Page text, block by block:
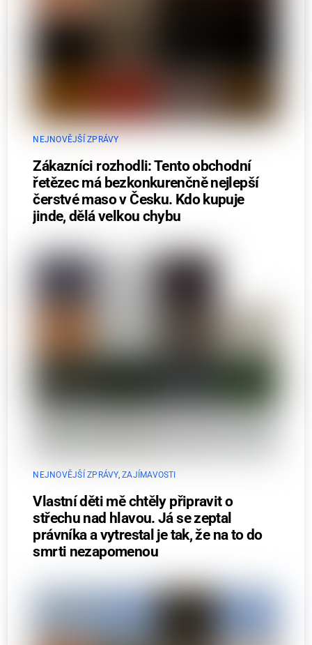
NEJNOVĚJŠÍ ZPRÁVY
Zákazníci rozhodli: Tento obchodní
řetězec má bezkonkurenčně nejlepší
čerstvé maso v Česku. Kdo kupuje
jinde, dělá velkou chybu
NEJNOVĚJŠÍ ZPRÁVY,ZAJÍMAVOSTI
Vlastní děti mě chtěly připravit o
střechu nad hlavou. Já se zeptal
právníka a vytrestal je tak, že na to do
smrti nezapomenou